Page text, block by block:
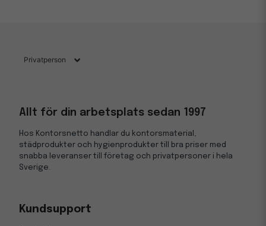
Allt för din arbetsplats sedan 1997
Hos Kontorsnetto handlar du kontorsmaterial,
städprodukter och hygienprodukter till bra priser med
snabba leveranser till företag och privatpersoner i hela
Sverige.
Kundsupport